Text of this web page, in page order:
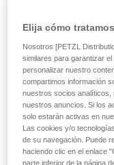
seguridad,
Damos
su
año)
Presente
ocasionalmente
(superior a 10 h e
inferior a 1000 h al año)
Presente
accidentalmente
(inferior a 10 h al año)
Elija cómo
Nosotros [PETZL
similares para garantizar
personalizar nuestro
compartimos información
nuestros socios analíticos,
nuestros anuncios. Si los
solo estarán activas en
Las cookies y/o
de su navegación. Puede
haciendo clic en el enlace
parte inferior de la página